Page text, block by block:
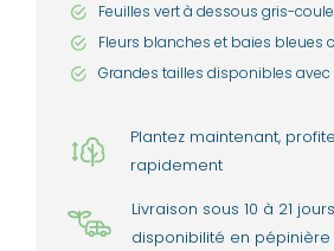
Feuilles vert à dessous gris-
Fleurs blanches et baies bleues
Grandes tailles disponibles
Plantez maintenant,
rapidement
Livraison sous 10 à 21
disponibilité en pépinière